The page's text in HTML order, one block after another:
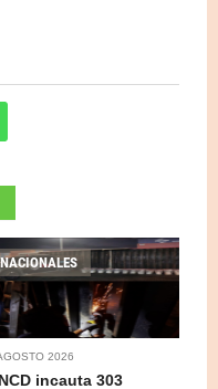
NACIONALES
2026
incauta 303